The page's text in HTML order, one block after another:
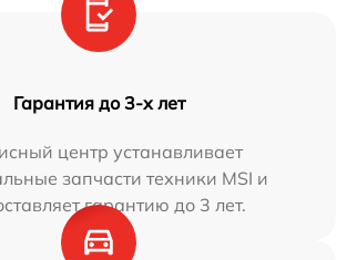
Гарантия до 3-х лет
центр устанавливает
запчасти техники MSI и
гарантию до 3 лет.